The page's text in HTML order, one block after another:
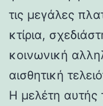
τις μεγάλες
κτίρια,
κοινωνική
αισθητική
Η μελέτη αυτής